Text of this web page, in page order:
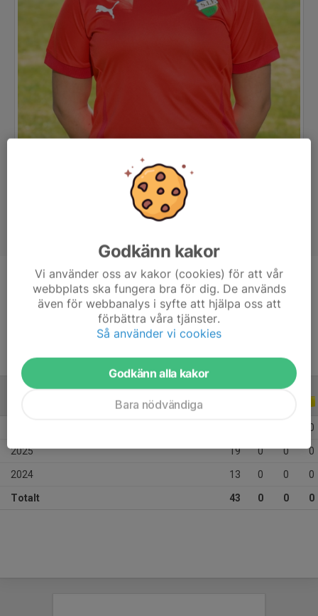
Position
-
12 år
ALLA ÅR
0
2025 19 0 0 0
2024 13 0 0 0
Totalt 43 0 0 0
Godkänn kakor
Vi använder oss av kakor (cookies) för att vår
webbplats ska fungera bra för dig. De används
även för webbanalys i syfte att hjälpa oss att
förbättra våra tjänster.
Så använder vi cookies
Godkänn alla kakor
Bara nödvändiga